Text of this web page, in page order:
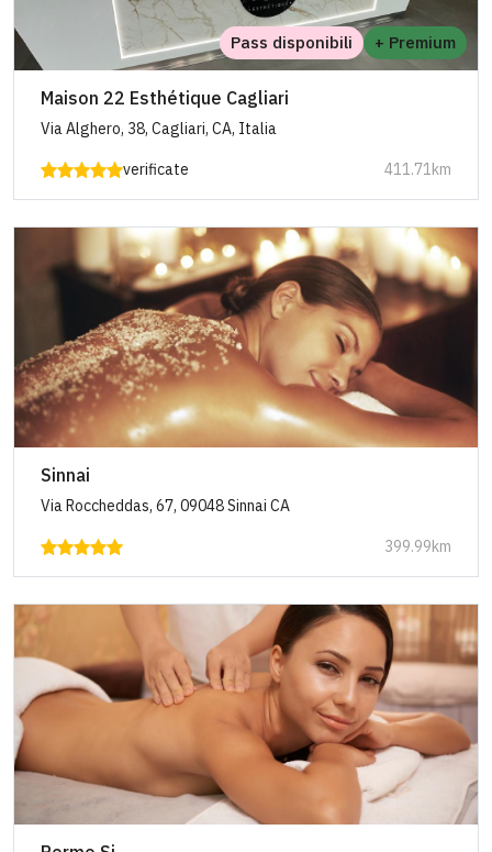
Pass disponibili + Premium
Maison 22 Esthétique Cagliari
Via Alghero, 38, Cagliari, CA, Italia
verificate 411.71km
Sinnai
Via Roccheddas, 67, 09048 Sinnai CA
399.99km